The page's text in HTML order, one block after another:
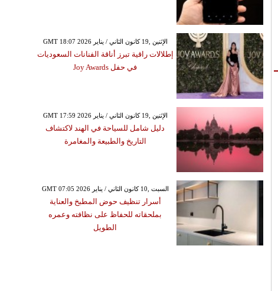
GMT 18:07 2026 الإثنين ,19 كانون الثاني / يناير
إطلالات راقية تبرز أناقة الفنانات السعوديات
في حفل Joy Awards
GMT 17:59 2026 الإثنين ,19 كانون الثاني / يناير
دليل شامل للسياحة في الهند لاكتشاف
التاريخ والطبيعة والمغامرة
GMT 07:05 2026 السبت ,10 كانون الثاني / يناير
أسرار تنظيف حوض المطبخ والعناية
بملحقاته للحفاظ على نظافته وعمره
الطويل